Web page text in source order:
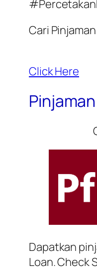
Cari
Click Here
Dapatkan
Loan. Check